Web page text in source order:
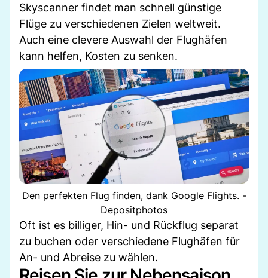
Skyscanner findet man schnell günstige
Flüge zu verschiedenen Zielen weltweit.
Auch eine clevere Auswahl der Flughäfen
kann helfen, Kosten zu senken.
Den perfekten Flug finden, dank Google Flights. -
Depositphotos
Oft ist es billiger, Hin- und Rückflug separat
zu buchen oder verschiedene Flughäfen für
An- und Abreise zu wählen.